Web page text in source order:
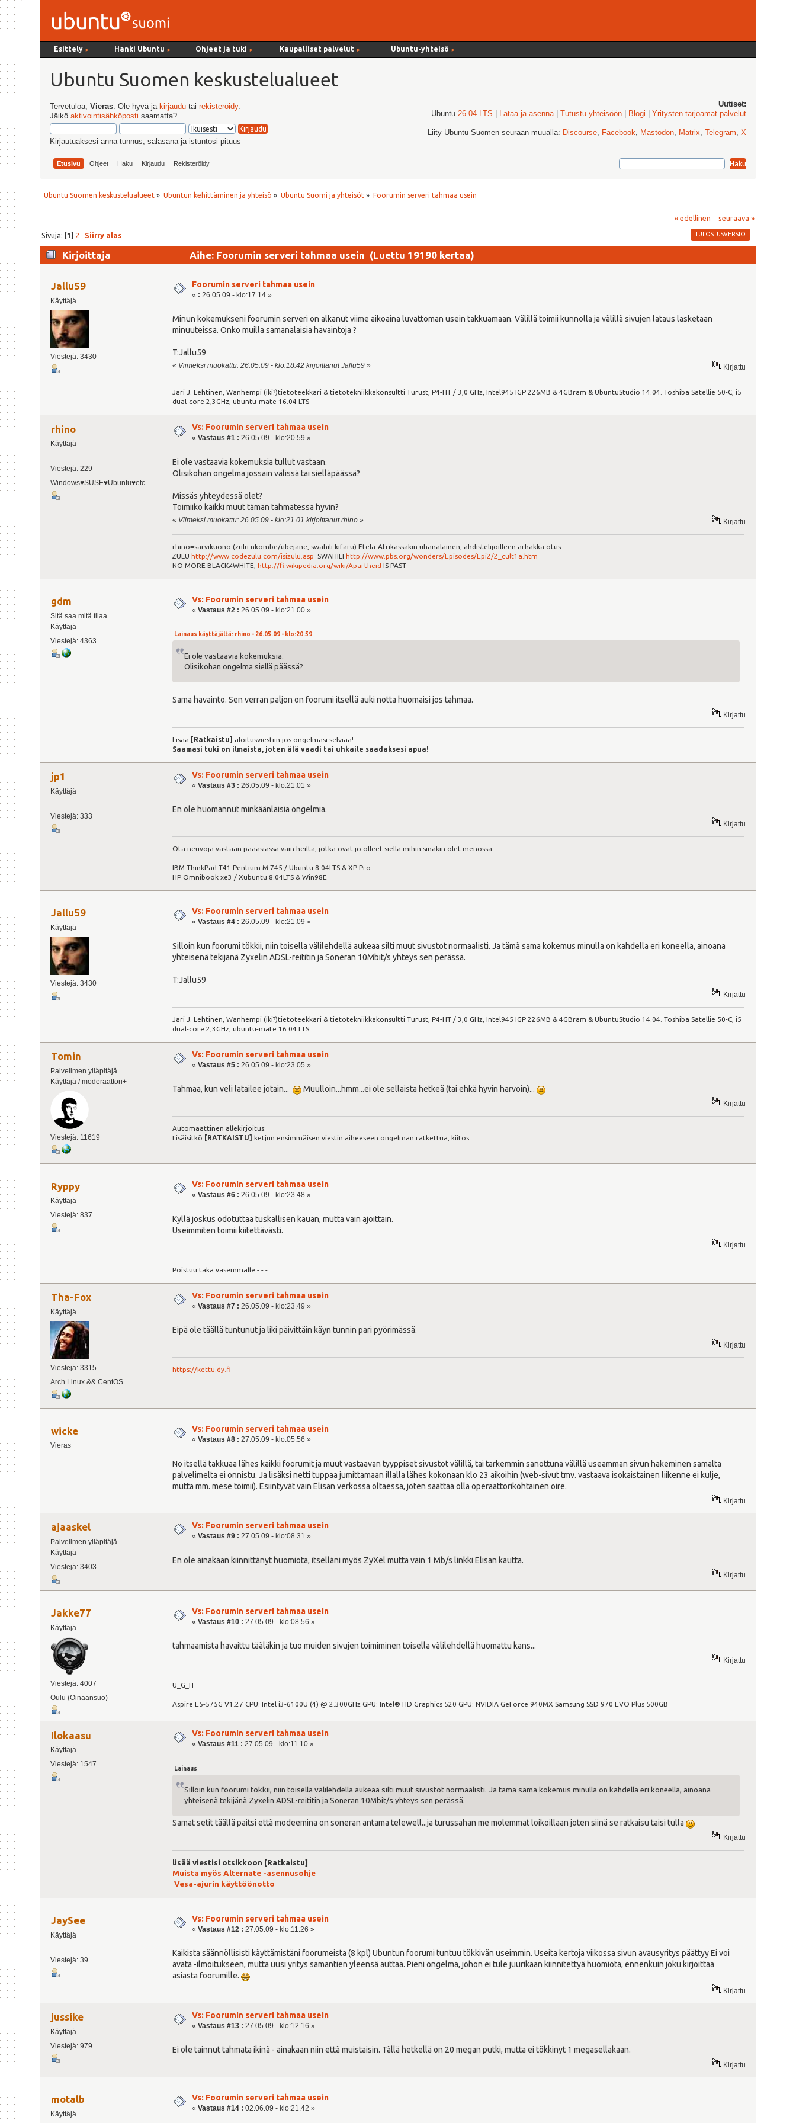
Esittely ► Hanki Ubuntu ► Ohjeet ja tuki ► Kaupalliset palvelut ► Ubuntu-yhteisö ►
Ubuntu Suomen keskustelualueet
Tervetuloa, Vieras. Ole hyvä ja kirjaudutai rekisteröidy.
Jäikö aktivointisähköposti saamatta?
Kirjautuaksesi anna tunnus, salasana ja istuntosi pituus
Uutiset:
Ubuntu26.04 LTS Lataa ja asenna|Tutustu yhteisöön Blogi |Yritysten tarjoamat palvelut
Liity Ubuntu Suomen seuraan muualla: Discourse, Facebook, Mastodon, Matrix,Telegram,X
Etusivu Ohjeet Haku Kirjaudu Rekisteröidy
Ubuntu Suomen keskustelualueet » Ubuntun kehittäminen ja yhteisö » Ubuntu Suomi ja yhteisöt » Foorumin serveri tahmaa usein
« edellinen seuraava »
TULOSTUSVERSIO
Sivuja: [1] 2 Siirry alas
Kirjoittaja Aihe: Foorumin serveri tahmaa usein (Luettu 19190 kertaa)
Jallu59
Käyttäjä
Viestejä: 3430
Foorumin serveri tahmaa usein
« : 26.05.09 - klo:17.14 »
Minun kokemukseni foorumin serveri on alkanut viime aikoaina luvattoman usein takkuamaan. Välillä toimii kunnolla ja välillä sivujen lataus lasketaan
minuuteissa. Onko muilla samanalaisia havaintoja ?
T:Jallu59
« Viimeksi muokattu: 26.05.09 - klo:18.42 kirjoittanut Jallu59 » Kirjattu
Jari J. Lehtinen, Wanhempi (iki?)tietoteekkari & tietotekniikkakonsultti Turust, P4-HT / 3,0 GHz, Intel945 IGP 226MB & 4GBram & UbuntuStudio 14.04. Toshiba Satellie 50-C, i5
dual-core 2,3GHz, ubuntu-mate 16.04 LTS
rhino
Käyttäjä
Viestejä: 229
Windows♥SUSE♥Ubuntu♥etc
Vs: Foorumin serveri tahmaa usein
«Vastaus #1 : 26.05.09 - klo:20.59 »
Ei ole vastaavia kokemuksia tullut vastaan.
Olisikohan ongelma jossain välissä tai sielläpäässä?
Missäs yhteydessä olet?
Toimiiko kaikki muut tämän tahmatessa hyvin?
« Viimeksi muokattu: 26.05.09 - klo:21.01 kirjoittanut rhino » Kirjattu
rhino=sarvikuono (zulu nkombe/ubejane, swahili kifaru) Etelä-Afrikassakin uhanalainen, ahdistelijoilleen ärhäkkä otus.
ZULUhttp://www.codezulu.com/isizulu.asp SWAHILIhttp://www.pbs.org/wonders/Episodes/Epi2/2_cult1a.htm
NO MORE BLACK≠WHITE,http://fi.wikipedia.org/wiki/Apartheid IS PAST
gdm
Sitä saa mitä tilaa...
Käyttäjä
Viestejä: 4363
Vs: Foorumin serveri tahmaa usein
«Vastaus #2 : 26.05.09 - klo:21.00 »
Lainaus käyttäjältä: rhino - 26.05.09 - klo:20.59
Ei ole vastaavia kokemuksia.
Olisikohan ongelma siellä päässä?
Sama havainto. Sen verran paljon on foorumi itsellä auki notta huomaisi jos tahmaa.
Kirjattu
Lisää [Ratkaistu] aloitusviestiin jos ongelmasi selviää!
Saamasi tuki on ilmaista, joten älä vaadi tai uhkaile saadaksesi apua!
jp1
Käyttäjä
Viestejä: 333
Vs: Foorumin serveri tahmaa usein
«Vastaus #3 : 26.05.09 - klo:21.01 »
En ole huomannut minkäänlaisia ongelmia.
Kirjattu
Ota neuvoja vastaan pääasiassa vain heiltä, jotka ovat jo olleet siellä mihin sinäkin olet menossa.
IBM ThinkPad T41 Pentium M 745 / Ubuntu 8.04LTS & XP Pro
HP Omnibook xe3 / Xubuntu 8.04LTS & Win98E
Jallu59
Käyttäjä
Viestejä: 3430
Vs: Foorumin serveri tahmaa usein
«Vastaus #4 : 26.05.09 - klo:21.09 »
Silloin kun foorumi tökkii, niin toisella välilehdellä aukeaa silti muut sivustot normaalisti. Ja tämä sama kokemus minulla on kahdella eri koneella, ainoana
yhteisenä tekijänä Zyxelin ADSL-reititin ja Soneran 10Mbit/s yhteys sen perässä.
T:Jallu59
Kirjattu
Jari J. Lehtinen, Wanhempi (iki?)tietoteekkari & tietotekniikkakonsultti Turust, P4-HT / 3,0 GHz, Intel945 IGP 226MB & 4GBram & UbuntuStudio 14.04. Toshiba Satellie 50-C, i5
dual-core 2,3GHz, ubuntu-mate 16.04 LTS
Tomin
Palvelimen ylläpitäjä
Käyttäjä / moderaattori+
Viestejä: 11619
Vs: Foorumin serveri tahmaa usein
«Vastaus #5 : 26.05.09 - klo:23.05 »
Tahmaa, kun veli latailee jotain... Muulloin...hmm...ei ole sellaista hetkeä (tai ehkä hyvin harvoin)...
Kirjattu
Automaattinen allekirjoitus:
Lisäisitkö [RATKAISTU] ketjun ensimmäisen viestin aiheeseen ongelman ratkettua, kiitos.
Ryppy
Käyttäjä
Viestejä: 837
Vs: Foorumin serveri tahmaa usein
«Vastaus #6 : 26.05.09 - klo:23.48 »
Kyllä joskus odotuttaa tuskallisen kauan, mutta vain ajoittain.
Useimmiten toimii kiitettävästi.
Kirjattu
Poistuu taka vasemmalle - - -
Tha-Fox
Käyttäjä
Viestejä: 3315
Arch Linux && CentOS
Vs: Foorumin serveri tahmaa usein
«Vastaus #7 : 26.05.09 - klo:23.49 »
Eipä ole täällä tuntunut ja liki päivittäin käyn tunnin pari pyörimässä.
Kirjattu
https://kettu.dy.fi
wicke
Vieras
Vs: Foorumin serveri tahmaa usein
«Vastaus #8 : 27.05.09 - klo:05.56 »
No itsellä takkuaa lähes kaikki foorumit ja muut vastaavan tyyppiset sivustot välillä, tai tarkemmin sanottuna välillä useamman sivun hakeminen samalta
palvelimelta ei onnistu. Ja lisäksi netti tuppaa jumittamaan illalla lähes kokonaan klo 23 aikoihin (web-sivut tmv. vastaava isokaistainen liikenne ei kulje,
mutta mm. mese toimii). Esiintyvät vain Elisan verkossa oltaessa, joten saattaa olla operaattorikohtainen oire.
Kirjattu
ajaaskel
Palvelimen ylläpitäjä
Käyttäjä
Viestejä: 3403
Vs: Foorumin serveri tahmaa usein
«Vastaus #9 : 27.05.09 - klo:08.31 »
En ole ainakaan kiinnittänyt huomiota, itselläni myös ZyXel mutta vain 1 Mb/s linkki Elisan kautta.
Kirjattu
Jakke77
Käyttäjä
Viestejä: 4007
Oulu (Oinaansuo)
Vs: Foorumin serveri tahmaa usein
«Vastaus #10 : 27.05.09 - klo:08.56 »
tahmaamista havaittu tääläkin ja tuo muiden sivujen toimiminen toisella välilehdellä huomattu kans...
Kirjattu
U_G_H
Aspire E5-575G V1.27 CPU: Intel i3-6100U (4) @ 2.300GHz GPU: Intel® HD Graphics 520 GPU: NVIDIA GeForce 940MX Samsung SSD 970 EVO Plus 500GB
Ilokaasu
Käyttäjä
Viestejä: 1547
Vs: Foorumin serveri tahmaa usein
«Vastaus #11 : 27.05.09 - klo:11.10 »
Lainaus
Silloin kun foorumi tökkii, niin toisella välilehdellä aukeaa silti muut sivustot normaalisti. Ja tämä sama kokemus minulla on kahdella eri koneella, ainoana
yhteisenä tekijänä Zyxelin ADSL-reititin ja Soneran 10Mbit/s yhteys sen perässä.
Samat setit täällä paitsi että modeemina on soneran antama telewell...ja turussahan me molemmat loikoillaan joten siinä se ratkaisu taisi tulla
Kirjattu
lisää viestisi otsikkoon [Ratkaistu]
Muista myös Alternate -asennusohje
Vesa-ajurin käyttöönotto
JaySee
Käyttäjä
Viestejä: 39
Vs: Foorumin serveri tahmaa usein
«Vastaus #12 : 27.05.09 - klo:11.26 »
Kaikista säännöllisisti käyttämistäni foorumeista (8 kpl) Ubuntun foorumi tuntuu tökkivän useimmin. Useita kertoja viikossa sivun avausyritys päättyy Ei voi
avata -ilmoitukseen, mutta uusi yritys samantien yleensä auttaa. Pieni ongelma, johon ei tule juurikaan kiinnitettyä huomiota, ennenkuin joku kirjoittaa
asiasta foorumille.
Kirjattu
jussike
Käyttäjä
Viestejä: 979
Vs: Foorumin serveri tahmaa usein
«Vastaus #13 : 27.05.09 - klo:12.16 »
Ei ole tainnut tahmata ikinä - ainakaan niin että muistaisin. Tällä hetkellä on 20 megan putki, mutta ei tökkinyt 1 megasellakaan.
Kirjattu
motalb
Käyttäjä
Vs: Foorumin serveri tahmaa usein
«Vastaus #14 : 02.06.09 - klo:21.42 »